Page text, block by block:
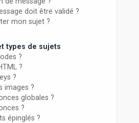
doit être validé ?
mon sujet ?
types de sujets
?
?
?
images ?
globales ?
?
épinglés ?